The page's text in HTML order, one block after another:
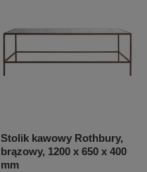
Stolik kawowy Rothbury,
brązowy, 1200 x 650 x 400
mm